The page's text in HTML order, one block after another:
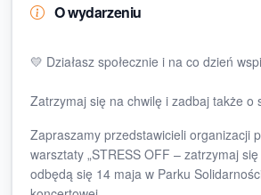
O wydarzeniu
💛 Działasz społecznie i na co dzień
Zatrzymaj się na chwilę i zadbaj także o
Zapraszamy przedstawicieli organizacji
warsztaty „STRESS OFF – zatrzymaj
odbędą się 14 maja w Parku